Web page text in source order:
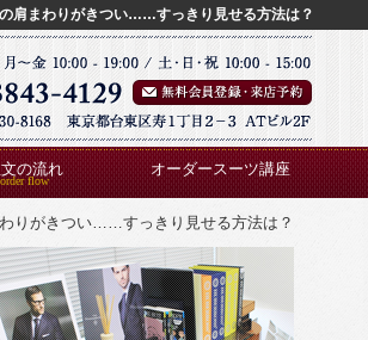
肩まわりがきつい……すっきり見せる方法は？
の流れ オーダースーツ講座
りがきつい……すっきり見せる方法は？